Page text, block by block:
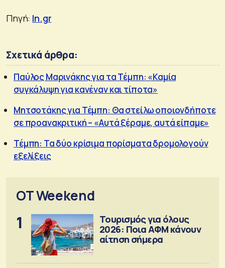
Πηγή: In.gr
Σχετικά άρθρα:
Παύλος Μαρινάκης για τα Τέμπη: «Καμία
συγκάλυψη για κανέναν και τίποτα»
Μητσοτάκης για Τέμπη: Θα στείλω οποιονδήποτε
σε προανακριτική – «Αυτά ξέραμε, αυτά είπαμε»
Τέμπη: Τα δύο κρίσιμα πορίσματα δρομολογούν
εξελίξεις
OT Weekend
1
Τουρισμός για όλους
2026: Ποια ΑΦΜ κάνουν
αίτηση σήμερα